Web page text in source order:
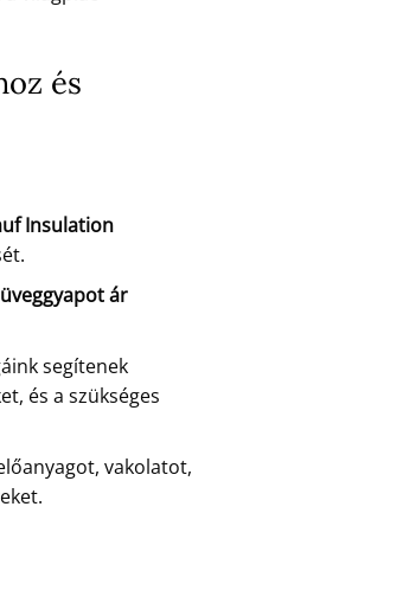
és
Insulation
üveggyapot ár
segítenek
és a szükséges
vakolatot,